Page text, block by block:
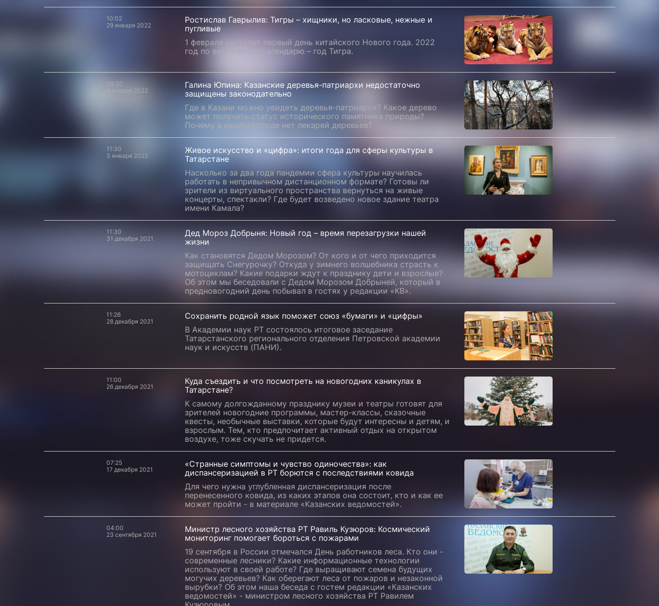
10:02
29 января 2022
Ростислав Гаврылив: Тигры – хищники, но ласковые, нежные и
пугливые
1 февраля наступит первый день китайского Нового года. 2022
год по восточному календарю – год Тигра.
09:30
4 января 2022
Галина Юпина: Казанские деревья-патриархи недостаточно
защищены законодательно
Где в Казани можно увидеть деревья-патриархи? Какое дерево
может получить статус исторического памятника природы?
Почему в нашем городе нет лекарей деревьев?
11:30
3 января 2022
Живое искусство и «цифра»: итоги года для сферы культуры в
Татарстане
Насколько за два года пандемии сфера культуры научилась
работать в непривычном дистанционном формате? Готовы ли
зрители из виртуального пространства вернуться на живые
концерты, спектакли? Где будет возведено новое здание театра
имени Камала?
11:30
31 декабря 2021
Дед Мороз Добрыня: Новый год – время перезагрузки нашей
жизни
Как становятся Дедом Морозом? От кого и от чего приходится
защищать Снегурочку? Откуда у зимнего волшебника страсть к
мотоциклам? Какие подарки ждут к празднику дети и взрослые?
Об этом мы беседовали с Дедом Морозом Добрыней, который в
предновогодний день побывал в гостях у редакции «КВ».
11:26
28 декабря 2021
Сохранить родной язык поможет союз «бумаги» и «цифры»
В Академии наук РТ состоялось итоговое заседание
Татарстанского регионального отделения Петровской академии
наук и искусств (ПАНИ).
11:00
26 декабря 2021
Куда съездить и что посмотреть на новогодних каникулах в
Татарстане?
К самому долгожданному празднику музеи и театры готовят для
зрителей новогодние программы, мастер-классы, сказочные
квесты, необычные выставки, которые будут интересны и детям, и
взрослым. Тем, кто предпочитает активный отдых на открытом
воздухе, тоже скучать не придется.
07:25
17 декабря 2021
«Странные симптомы и чувство одиночества»: как
диспансеризацией в РТ борются с последствиями ковида
Для чего нужна углубленная диспансеризация после
перенесенного ковида, из каких этапов она состоит, кто и как ее
может пройти - в материале «Казанских ведомостей».
04:00
23 сентября 2021
Министр лесного хозяйства РТ Равиль Кузюров: Космический
мониторинг помогает бороться с пожарами
19 сентября в России отмечался День работников леса. Кто они -
современные лесники? Какие информационные технологии
используют в своей работе? Где выращивают семена будущих
могучих деревьев? Как оберегают леса от пожаров и незаконной
вырубки? Об этом наша беседа с гостем редакции «Казанских
ведомостей» - министром лесного хозяйства РТ Равилем